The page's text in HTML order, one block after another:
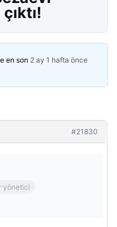
en son 2 ay 1 hafta önce
#21830
yönetici